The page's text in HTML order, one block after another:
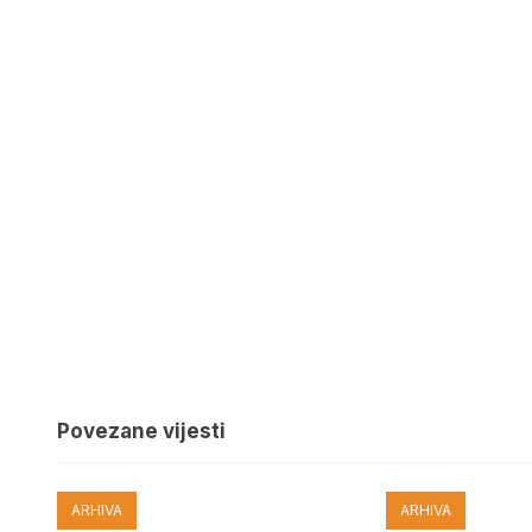
Povezane vijesti
ARHIVA ARHIVA